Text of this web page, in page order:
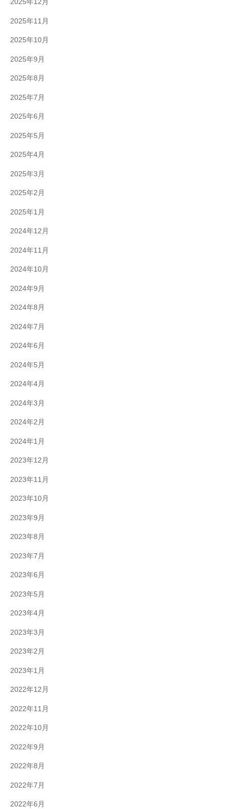
2025年12月
2025年11月
2025年10月
2025年9月
2025年8月
2025年7月
2025年6月
2025年5月
2025年4月
2025年3月
2025年2月
2025年1月
2024年12月
2024年11月
2024年10月
2024年9月
2024年8月
2024年7月
2024年6月
2024年5月
2024年4月
2024年3月
2024年2月
2024年1月
2023年12月
2023年11月
2023年10月
2023年9月
2023年8月
2023年7月
2023年6月
2023年5月
2023年4月
2023年3月
2023年2月
2023年1月
2022年12月
2022年11月
2022年10月
2022年9月
2022年8月
2022年7月
2022年6月